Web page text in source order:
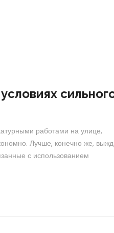
работами на улице,
Лучше, конечно же,
с использованием